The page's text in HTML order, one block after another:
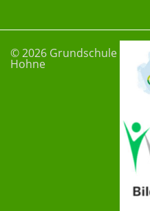
© 2026 Grundschule
Hohne